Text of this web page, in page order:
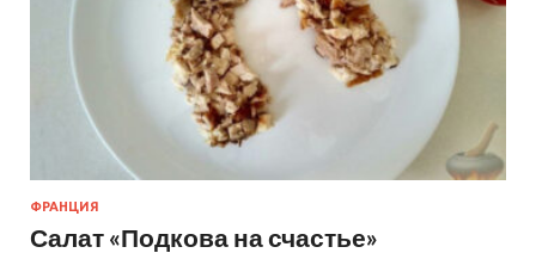
ФРАНЦИЯ
Салат «Подкова на счастье»